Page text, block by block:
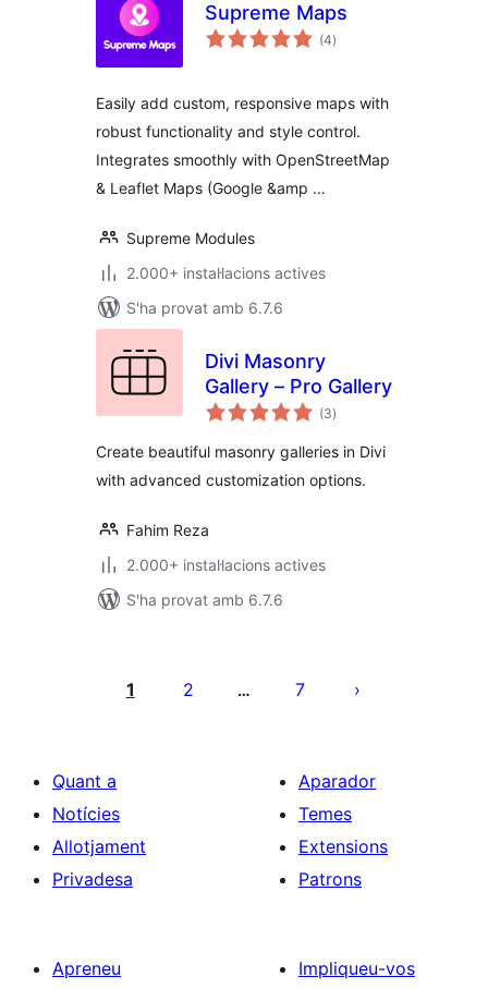
Supreme Maps
(4puntuacions
totals
)
Easily add custom, responsive maps with
robust functionality and style control.
Integrates smoothly with OpenStreetMap
& Leaflet Maps (Google &amp …
Supreme Modules
2.000+ instal·lacions actives
S'ha provat amb 6.7.6
Divi Masonry
Gallery – Pro Gallery
(3puntuacions
totals
)
Create beautiful masonry galleries in Divi
with advanced customization options.
Fahim Reza
2.000+ instal·lacions actives
S'ha provat amb 6.7.6
1 2 … 7
Quant a
Notícies
Allotjament
Privadesa
Aparador
Temes
Extensions
Patrons
Apreneu
Impliqueu-vos